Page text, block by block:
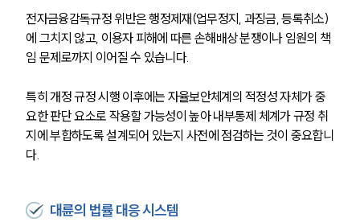
전자금융감독규정 위반은 행정제재(업무정지, 과징금, 등록취소)
에 그치지 않고, 이용자 피해에 따른 손해배상 분쟁이나 임원의 책
임 문제로까지 이어질 수 있습니다.
특히 개정 규정 시행 이후에는 자율보안체계의 적정성 자체가 중
요한 판단 요소로 작용할 가능성이 높아 내부통제 체계가 규정 취
지에 부합하도록 설계되어 있는지 사전에 점검하는 것이 중요합니
다.
대륜의 법률 대응 시스템